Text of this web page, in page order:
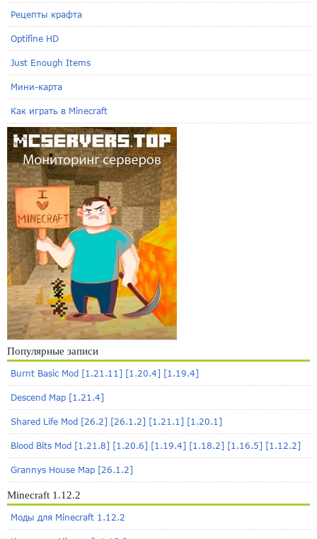
Рецепты крафта
Optifine HD
Just Enough Items
Мини-карта
Как играть в Minecraft
Популярные записи
Burnt Basic Mod [1.21.11] [1.20.4] [1.19.4]
Descend Map [1.21.4]
Shared Life Mod [26.2] [26.1.2] [1.21.1] [1.20.1]
Blood Bits Mod [1.21.8] [1.20.6] [1.19.4] [1.18.2] [1.16.5] [1.12.2]
Grannys House Map [26.1.2]
Minecraft 1.12.2
Моды для Minecraft 1.12.2